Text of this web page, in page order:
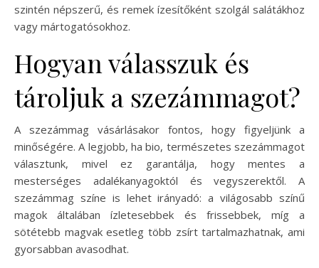
szintén népszerű, és remek ízesítőként szolgál salátákhoz
vagy mártogatósokhoz.
Hogyan válasszuk és
tároljuk a szezámmagot?
A szezámmag vásárlásakor fontos, hogy figyeljünk a
minőségére. A legjobb, ha bio, természetes szezámmagot
választunk, mivel ez garantálja, hogy mentes a
mesterséges adalékanyagoktól és vegyszerektől. A
szezámmag színe is lehet irányadó: a világosabb színű
magok általában ízletesebbek és frissebbek, míg a
sötétebb magvak esetleg több zsírt tartalmazhatnak, ami
gyorsabban avasodhat.